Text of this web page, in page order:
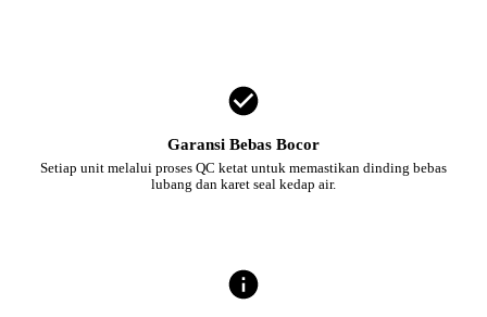
Garansi Bebas Bocor
Setiap unit melalui proses QC ketat untuk memastikan dinding bebas
lubang dan karet seal kedap air.